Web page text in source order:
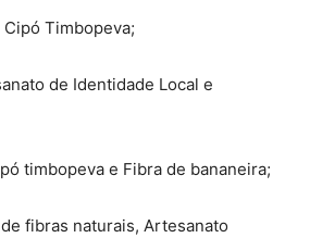
Timbopeva;
de Identidade Local e
timbopeva e Fibra de bananeira;
fibras naturais, Artesanato